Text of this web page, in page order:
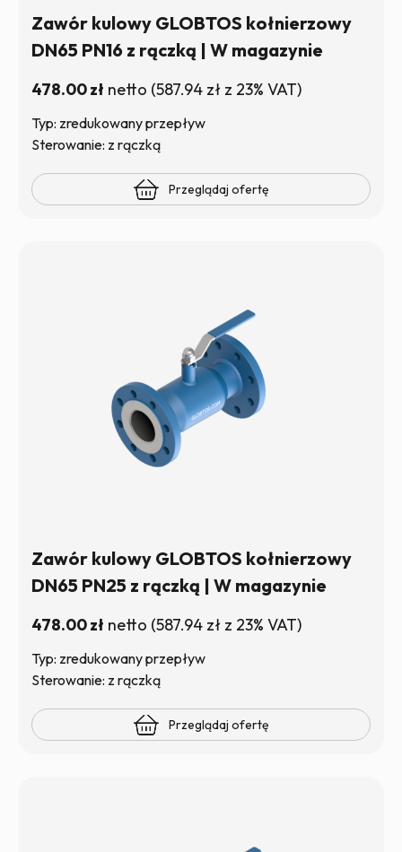
Zawór kulowy GLOBTOS kołnierzowy
DN65 PN16 z rączką | W magazynie
478.00zł netto (587.94 zł z 23% VAT)
Typ: zredukowany przepływ
Sterowanie: z rączką
Przeglądaj ofertę
Zawór kulowy GLOBTOS kołnierzowy
DN65 PN25 z rączką | W magazynie
478.00zł netto (587.94 zł z 23% VAT)
Typ: zredukowany przepływ
Sterowanie: z rączką
Przeglądaj ofertę